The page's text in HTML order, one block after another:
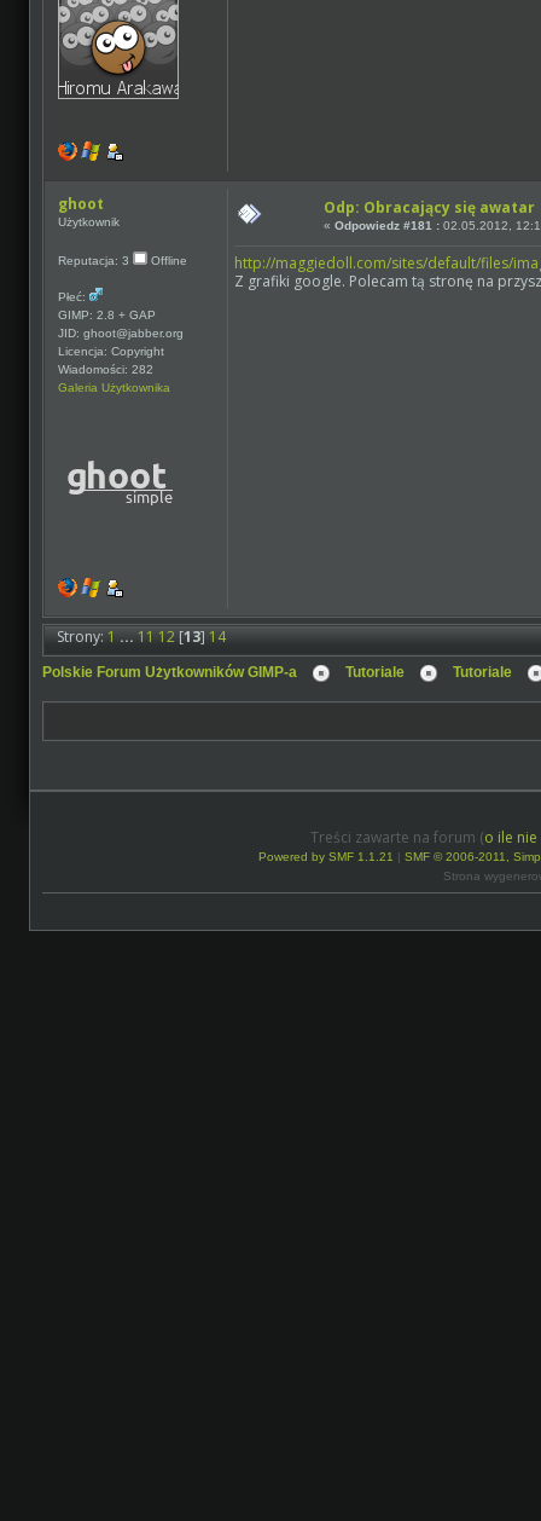
ghoot
Użytkownik
Reputacja: 3 Offline
Płeć:
GIMP: 2.8 + GAP
JID: ghoot@jabber.org
Licencja: Copyright
Wiadomości: 282
Galeria Użytkownika
Odp: Obracający się awatar
«Odpowiedz #181 : 02.05.2012,
http://maggiedoll.com/sites/default/files/
Z grafiki google. Polecam tą stronę na
Strony:1...1112[13]14
Polskie Forum Użytkowników GIMP-a Tutoriale Tutoriale
Treści zawarte na forum (o ile
Powered by SMF 1.1.21 | SMF © 2006-2011,
Strona